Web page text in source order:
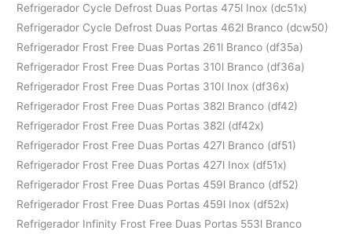
Refrigerador Cycle Defrost Duas Portas 475l Inox (dc51x)
Refrigerador Cycle Defrost Duas Portas 462l Branco (dcw50)
Refrigerador Frost Free Duas Portas 261l Branco (df35a)
Refrigerador Frost Free Duas Portas 310l Branco (df36a)
Refrigerador Frost Free Duas Portas 310l Inox (df36x)
Refrigerador Frost Free Duas Portas 382l Branco (df42)
Refrigerador Frost Free Duas Portas 382l (df42x)
Refrigerador Frost Free Duas Portas 427l Branco (df51)
Refrigerador Frost Free Duas Portas 427l Inox (df51x)
Refrigerador Frost Free Duas Portas 459l Branco (df52)
Refrigerador Frost Free Duas Portas 459l Inox (df52x)
Refrigerador Infinity Frost Free Duas Portas 553l Branco